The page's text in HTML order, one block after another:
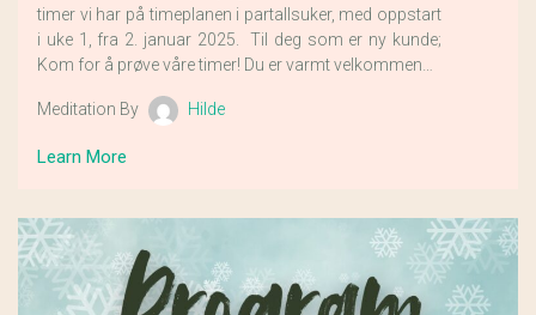
timer vi har på timeplanen i partallsuker, med oppstart
i uke 1, fra 2. januar 2025. Til deg som er ny kunde;
Kom for å prøve våre timer! Du er varmt velkommen…
Meditation By Hilde
Learn More